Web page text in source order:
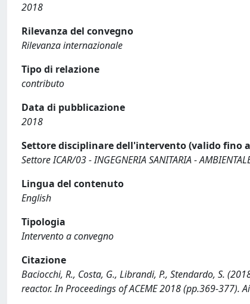
2018
Rilevanza del convegno
Rilevanza internazionale
Tipo di relazione
contributo
Data di pubblicazione
2018
Settore disciplinare dell'intervento (valido fino
Settore ICAR/03 - INGEGNERIA SANITARIA -
Lingua del contenuto
English
Tipologia
Intervento a convegno
Citazione
Baciocchi, R., Costa, G., Librandi, P., Stendardo, S.
reactor. In Proceedings of ACEME 2018 (pp.369-377).